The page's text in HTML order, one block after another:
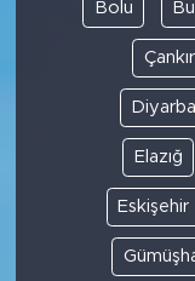
Bolu
Elazığ
Eskişehir